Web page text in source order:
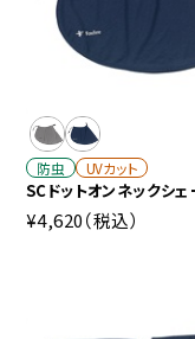
防虫 UVカット
SCドットオンネックシェ
¥4,620（税込）